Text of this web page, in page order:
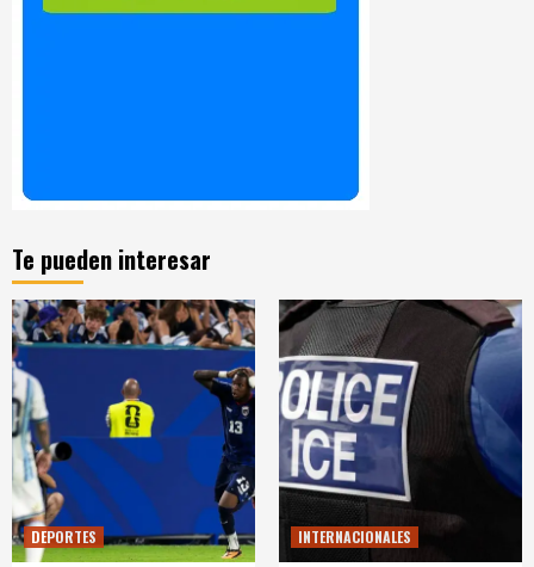
Te pueden interesar
DEPORTES INTERNACIONALES